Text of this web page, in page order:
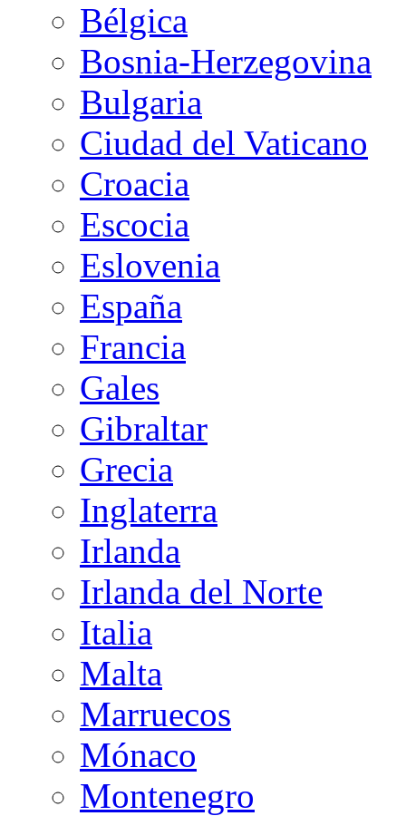
Bélgica
Bosnia-Herzegovina
Bulgaria
Ciudad del Vaticano
Croacia
Escocia
Eslovenia
España
Francia
Gales
Gibraltar
Grecia
Inglaterra
Irlanda
Irlanda del Norte
Italia
Malta
Marruecos
Mónaco
Montenegro